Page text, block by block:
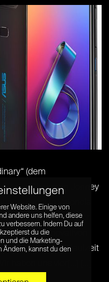
(dem
Asus Chairman Jonney
Event in Valencia
Dem Gewöhnlichen
mit der innovativen
die starke Akkulaufzeit
haben uns vier[...] [...]
Website. Einige von
andere uns helfen, diese
verbessern. Indem Du auf
du die
und die Marketing-
Ändern, kannst du den